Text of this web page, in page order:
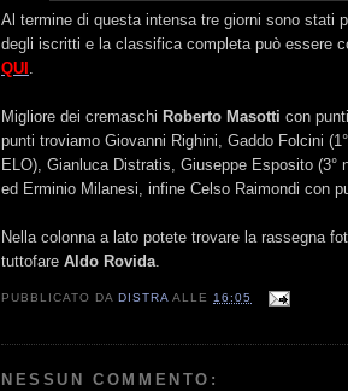
Al termine di questa intensa tre giorni sono stati
degli iscritti e la classifica completa può essere
QUI .
Migliore dei cremaschi Roberto Masotti con
punti troviamo Giovanni Righini, Gaddo Folcini
ELO), Gianluca Distratis, Giuseppe Esposito (3°
ed Erminio Milanesi, infine Celso Raimondi con
Nella colonna a lato potete trovare la rassegna
tuttofare Aldo Rovida.
PUBBLICATO DADISTRA ALLE 16:05
NESSUN COMMENTO: